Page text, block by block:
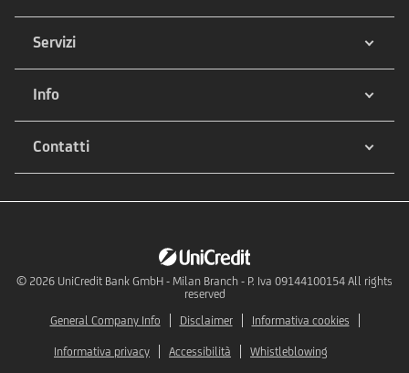
Servizi
Info
Contatti
© 2026 UniCredit Bank GmbH - Milan Branch - P. Iva 09144100154 All rights
reserved
General Company Info
Disclaimer Informativa cookies
Informativa privacy Accessibilità Whistleblowing